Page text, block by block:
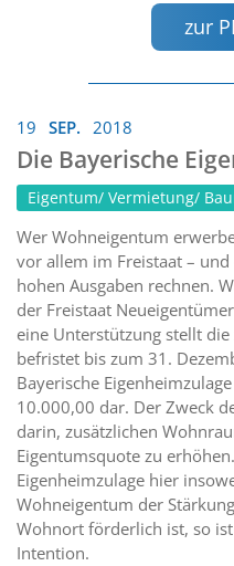
zur
19 SEP. 2018
Die Bayerische
Eigentum/ Vermietung/
Wer Wohneigentum
vor allem im Freistaat –
hohen Ausgaben rechnen.
der Freistaat
eine Unterstützung stellt
befristet bis zum 31.
Bayerische
10.000,00 dar. Der Zweck
darin, zusätzlichen
Eigentumsquote zu
Eigenheimzulage hier
Wohneigentum der
Wohnort förderlich ist, so
Intention.